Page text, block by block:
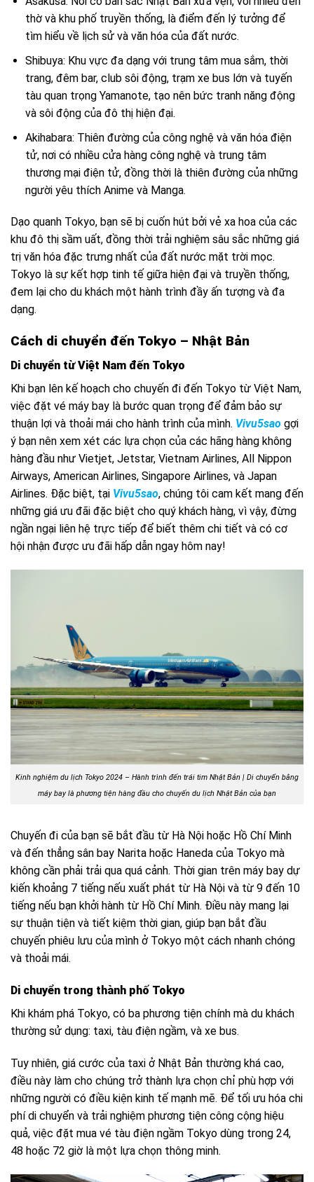
thờ và khu phố truyền thống, là điểm đến lý tưởng để
tìm hiểu về lịch sử và văn hóa của đất nước.
Shibuya: Khu vực đa dạng với trung tâm mua sắm, thời
trang, đêm bar, club sôi động, trạm xe bus lớn và tuyến
tàu quan trọng Yamanote, tạo nên bức tranh năng động
và sôi động của đô thị hiện đại.
Akihabara: Thiên đường của công nghệ và văn hóa điện
tử, nơi có nhiều cửa hàng công nghệ và trung tâm
thương mại điện tử, đồng thời là thiên đường của những
người yêu thích Anime và Manga.
Dạo quanh Tokyo, bạn sẽ bị cuốn hút bởi vẻ xa hoa của các
khu đô thị sầm uất, đồng thời trải nghiệm sâu sắc những giá
trị văn hóa đặc trưng nhất của đất nước mặt trời mọc.
Tokyo là sự kết hợp tinh tế giữa hiện đại và truyền thống,
đem lại cho du khách một hành trình đầy ấn tượng và đa
dạng.
Cách di chuyển đến Tokyo – Nhật Bản
Di chuyển từ Việt Nam đến Tokyo
Khi bạn lên kế hoạch cho chuyến đi đến Tokyo từ Việt Nam,
việc đặt vé máy bay là bước quan trọng để đảm bảo sự
thuận lợi và thoải mái cho hành trình của mình. Vivu5sao gợi
ý bạn nên xem xét các lựa chọn của các hãng hàng không
hàng đầu như Vietjet, Jetstar, Vietnam Airlines, All Nippon
Airways, American Airlines, Singapore Airlines, và Japan
Airlines. Đặc biệt, tại Vivu5sao, chúng tôi cam kết mang đến
những giá ưu đãi đặc biệt cho quý khách hàng, vì vậy, đừng
ngần ngại liên hệ trực tiếp để biết thêm chi tiết và có cơ
hội nhận được ưu đãi hấp dẫn ngay hôm nay!
Kinh nghiệm du lịch Tokyo 2024 – Hành trình đến trái tim Nhật Bản | Di chuyển bằng
máy bay là phương tiện hàng đầu cho chuyến du lịch Nhật Bản của bạn
Chuyến đi của bạn sẽ bắt đầu từ Hà Nội hoặc Hồ Chí Minh
và đến thẳng sân bay Narita hoặc Haneda của Tokyo mà
không cần phải trải qua quá cảnh. Thời gian trên máy bay dự
kiến khoảng 7 tiếng nếu xuất phát từ Hà Nội và từ 9 đến 10
tiếng nếu bạn khởi hành từ Hồ Chí Minh. Điều này mang lại
sự thuận tiện và tiết kiệm thời gian, giúp bạn bắt đầu
chuyến phiêu lưu của mình ở Tokyo một cách nhanh chóng
và thoải mái.
Di chuyển trong thành phố Tokyo
Khi khám phá Tokyo, có ba phương tiện chính mà du khách
thường sử dụng: taxi, tàu điện ngầm, và xe bus.
Tuy nhiên, giá cước của taxi ở Nhật Bản thường khá cao,
điều này làm cho chúng trở thành lựa chọn chỉ phù hợp với
những người có điều kiện kinh tế mạnh mẽ. Để tối ưu hóa chi
phí di chuyển và trải nghiệm phương tiện công cộng hiệu
quả, việc đặt mua vé tàu điện ngầm Tokyo dùng trong 24,
48 hoặc 72 giờ là một lựa chọn thông minh.